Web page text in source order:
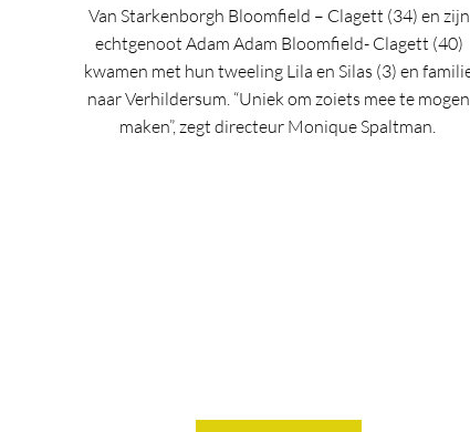
Van Starkenborgh Bloomfield – Clagett (34) en zijn
echtgenoot Adam Adam Bloomfield- Clagett (40)
kwamen met hun tweeling Lila en Silas (3) en
naar Verhildersum. “Uniek om zoiets mee te mogen
maken”, zegt directeur Monique Spaltman.